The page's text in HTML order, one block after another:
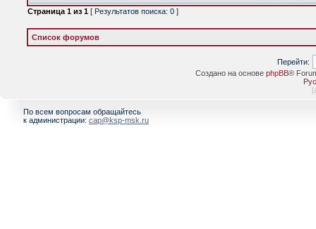
Страница 1 из 1 [ Результатов поиска: 0 ]
Список форумов
Перейти:
Создано на основе phpBB®
[
По всем вопросам обращайтесь
к администрации: cap@ksp-msk.ru